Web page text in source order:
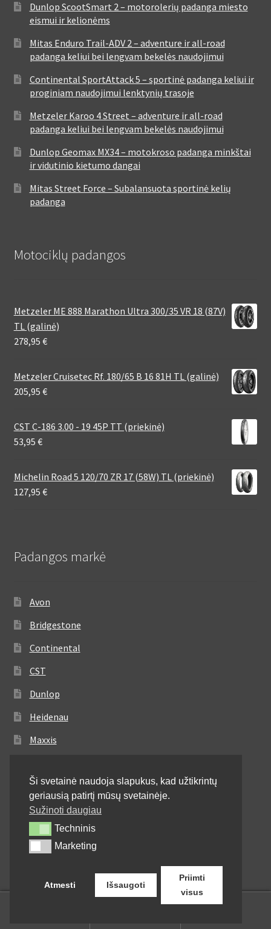
Dunlop ScootSmart 2 – motorolerių padanga miesto
eismui ir kelionėms
Mitas Enduro Trail-ADV 2 – adventure ir all-road
padanga keliui bei lengvam bekelės naudojimui
Continental SportAttack 5 – sportinė padanga keliui ir
proginiam naudojimui lenktynių trasoje
Metzeler Karoo 4 Street – adventure ir all-road
padanga keliui bei lengvam bekelės naudojimui
Dunlop Geomax MX34 – motokroso padanga minkštai
ir vidutinio kietumo dangai
Mitas Street Force – Subalansuota sportinė kelių
padanga
Motociklų padangos
Metzeler ME 888 Marathon Ultra 300/35 VR 18 (87V)
TL (galinė)
278,95 €
Metzeler Cruisetec Rf. 180/65 B 16 81H TL (galinė)
205,95 €
CST C-186 3.00 - 19 45P TT (priekinė)
53,95 €
Michelin Road 5 120/70 ZR 17 (58W) TL (priekinė)
127,95 €
Padangos markė
Avon
Bridgestone
Continental
CST
Dunlop
Heidenau
Maxxis
Michelin
Mitas
Pirelli
Shinko
Ši svetainė naudoja slapukus, kad užtikrintų
geriausią patirtį mūsų svetainėje.
Sužinoti daugiau
TechninisTechninis
MarketingMarketing
Atmesti Išsaugoti
Priimti
visus